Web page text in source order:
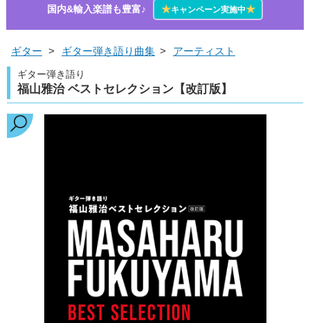
国内&輸入楽譜も豊富♪
★キャンペーン実施中★
ギター > ギター弾き語り曲集 > アーティスト
ギター弾き語り
福山雅治 ベストセレクション【改訂版】